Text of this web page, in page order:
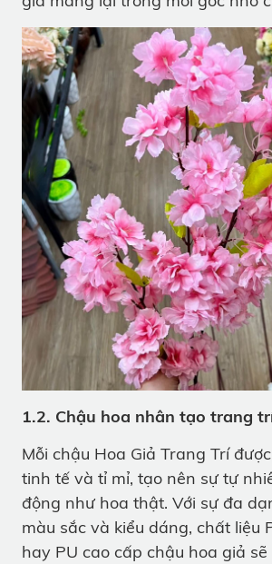
1.2. Chậu hoa nhân tạo trang
Mỗi chậu Hoa Giả Trang Trí
tinh tế và tỉ mỉ, tạo nên sự tự
động như hoa thật. Với sự đa
màu sắc và kiểu dáng, chất liệu
hay PU cao cấp chậu hoa giả